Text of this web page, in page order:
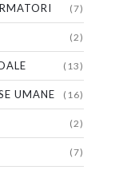
(7)
(2)
(13)
UMANE (16)
(2)
(7)